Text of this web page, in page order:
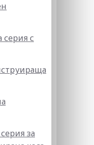
серия с
за